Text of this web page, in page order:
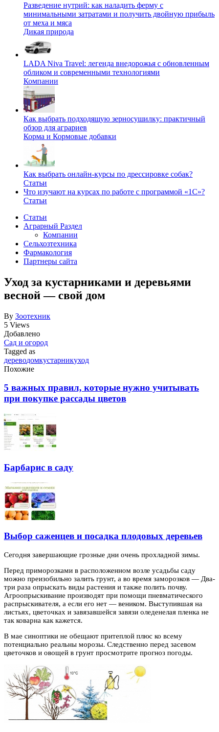
Разведение нутрий: как наладить ферму с
минимальными затратами и получить двойную прибыль
от меха и мяса
Дикая природа
LADA Niva Travel: легенда внедорожья с обновленным
обликом и современными технологиями
Компании
Как выбрать подходящую зерносушилку: практичный
обзор для аграриев
Корма и Кормовые добавки
Как выбрать онлайн-курсы по дрессировке собак?
Статьи
Что изучают на курсах по работе с программой «1С»?
Статьи
Статьи
Аграрный Раздел
Компании
Сельхозтехника
Фармакология
Партнеры сайта
Уход за кустарниками и деревьями
весной — свой дом
By Зоотехник
5 Views
Добавлено
Сад и огород
Tagged as
дереводомкустарникуход
Похожие
5 важных правил, которые нужно учитывать
при покупке рассады цветов
Барбарис в саду
Выбор саженцев и посадка плодовых деревьев
Сегодня завершающие грозные дни очень прохладной зимы.
Перед приморозками в расположенном возле усадьбы саду
можно преизобильно залить грунт, а во время заморозков — Два-
три раза опрыскать виды растения и также полить почву.
Агроопрыскивание производят при помощи пневматического
распрыскивателя, а если его нет — веником. Выступившая на
листьях, цветочках и завязавшейся завязи оледенелая пленка не
так коварна как кажется.
В мае синоптики не обещают притеплой плюс ко всему
потенциально реальны морозы. Следственно перед засевом
цветочков и овощей в грунт просмотрите прогноз погоды.